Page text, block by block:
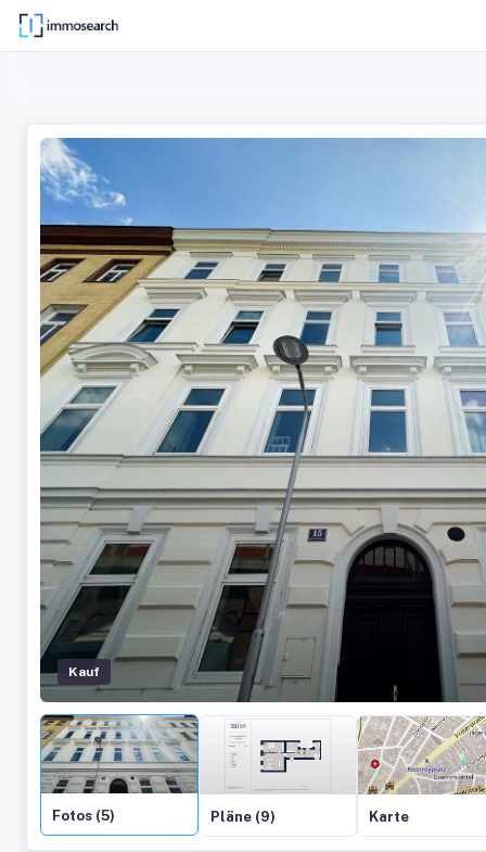
Kauf
Fotos (5) Pläne (9) Karte